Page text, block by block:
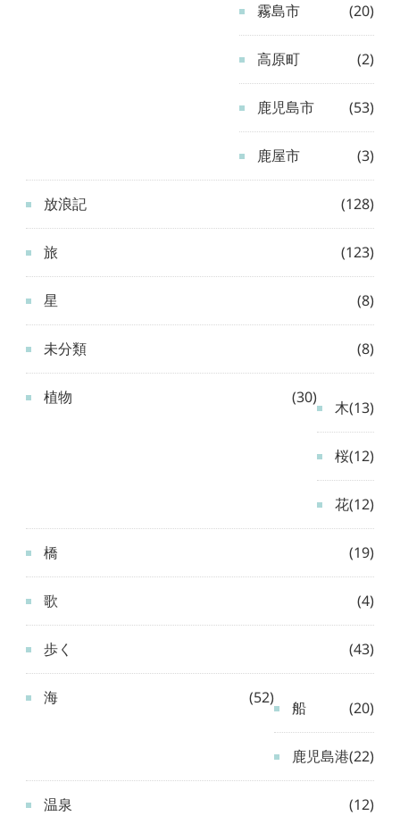
霧島市 (20)
高原町 (2)
鹿児島市 (53)
鹿屋市 (3)
放浪記 (128)
旅 (123)
星 (8)
未分類 (8)
植物 (30)
木(13)
桜(12)
花(12)
橋 (19)
歌 (4)
歩く (43)
海 (52)
船 (20)
鹿児島港(22)
温泉 (12)